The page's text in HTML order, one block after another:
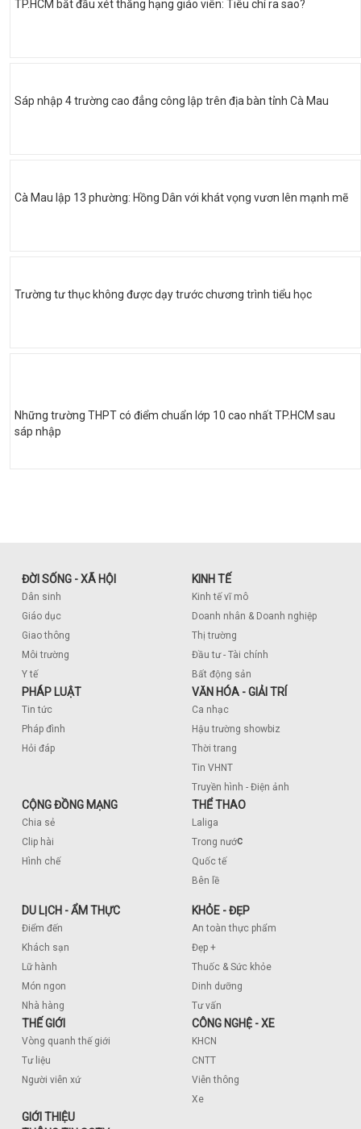
TP.HCM bắt đầu xét thăng hạng giáo viên: Tiêu chí ra sao?
Sáp nhập 4 trường cao đẳng công lập trên địa bàn tỉnh Cà Mau
Cà Mau lập 13 phường: Hồng Dân với khát vọng vươn lên mạnh mẽ
Trường tư thục không được dạy trước chương trình tiểu học
Những trường THPT có điểm chuẩn lớp 10 cao nhất TP.HCM sau
sáp nhập
ĐỜI SỐNG - XÃ HỘI
Dân sinh
Giáo dục
Giao thông
Môi trường
Y tế
KINH TẾ
Kinh tế vĩ mô
Doanh nhân & Doanh nghiệp
Thị trường
Đầu tư - Tài chính
Bất động sản
PHÁP LUẬT
Tin tức
Pháp đình
Hỏi đáp
VĂN HÓA - GIẢI TRÍ
Ca nhạc
Hậu trường showbiz
Thời trang
Tin VHNT
Truyền hình - Điện ảnh
CỘNG ĐỒNG MẠNG
Chia sẻ
Clip hài
Hình chế
THỂ THAO
Laliga
Trong nước
Quốc tế
Bên lề
DU LỊCH - ẨM THỰC
Điểm đến
Khách sạn
Lữ hành
Món ngon
Nhà hàng
KHỎE - ĐẸP
An toàn thực phẩm
Đẹp +
Thuốc & Sức khỏe
Dinh dưỡng
Tư vấn
THẾ GIỚI
Vòng quanh thế giới
Tư liệu
Người viễn xứ
CÔNG NGHỆ - XE
KHCN
CNTT
Viễn thông
Xe
GIỚI THIỆU